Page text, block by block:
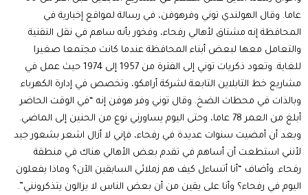
عاما. وقال الهولندي توني وفرهوفن، في رسالة لمواقع إخبارية في
المحافظة إنه مشتاق لأهالي رفحاء، وفخور بأنه ساهم في نقل التقنية
والتعامل معها لبعض أبناء المحافظة عندما كانت مجتمعا صغيرا
للغاية. وتعود ذكريات توني إلى الفترة من 1957 إلى 1974 حيث عمل في
مشاريع خط التابلاين التابعة لشركة أرامكو، وتخصص في إدارة الكهرباء
وبالذات في محطات الضخ. وقال توني وفر هوفن إنه “في الوقت الحاضر
أبلغ من العمر 78 عاما، وحتى اليوم يساورني نوع من الحنين إلى الماضي.
وبعد أن أمضيت سنوات عديدة في رفحاء، فإني لا أزال اشعر بشعور جيد
لأنني استطعت أن أساهم في تقدم بعض الأهالي هناك في منطقة
رفحاء. وأضاف “أنا أتساءل كيف هم زملائي السابقين الآن؟ وماذا يفعلون
اليوم في رفحاء؟ وأنا على يقين من أن بعض الناس لا يزالون يتذكرونني”.